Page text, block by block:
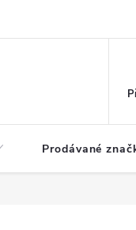
Prodávané